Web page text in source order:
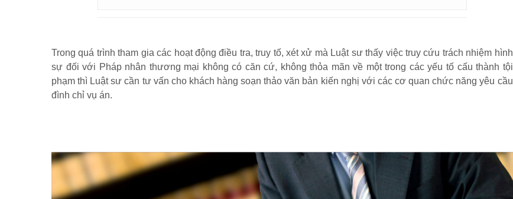
Trong quá trình tham gia các hoạt động điều tra, truy tố, xét xử mà Luật sư thấy việc truy cứu trách nhiệm hình
sự đối với Pháp nhân thương mại không có căn cứ, không thỏa mãn về một trong các yếu tố cấu thành tội
phạm thì Luật sư cần tư vấn cho khách hàng soạn thảo văn bản kiến nghị với các cơ quan chức năng yêu cầu
đình chỉ vụ án.